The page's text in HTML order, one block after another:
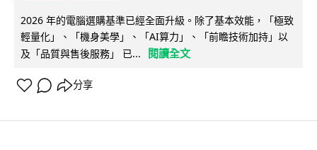
2026 年的電腦選購基準已經全面升級。除了基本效能，「極致
輕量化」、「機身美學」、「AI算力」、「前瞻技術加持」以
及「品質與售後服務」 已...
閱讀全文
分享